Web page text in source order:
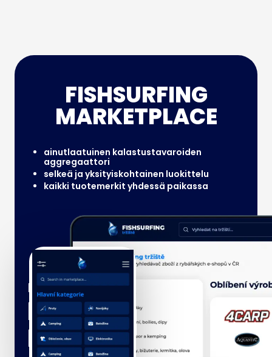
FISHSURFING
MARKETPLACE
ainutlaatuinen kalastustavaroiden
aggregaattori
selkeä ja yksityiskohtainen luokittelu
kaikki tuotemerkit yhdessä paikassa